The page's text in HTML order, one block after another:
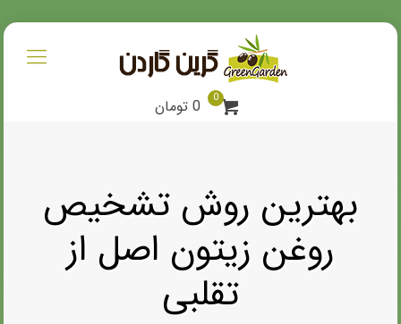
0 0 تومان
بهترین روش تشخیص
روغن زیتون اصل از
تقلبی